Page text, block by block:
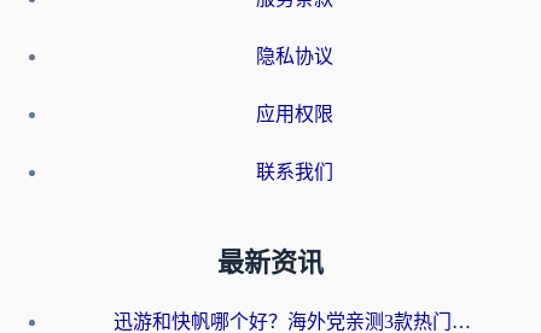
隐私协议
应用权限
联系我们
最新资讯
迅游和快帆哪个好？海外党亲测3款热门回国加速器+避坑指南